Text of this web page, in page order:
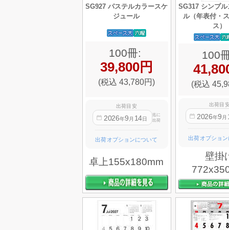
SG927 パステルカラースケ
ジュール
100冊:
39,800円
(税込 43,780円)
出荷目安
2026年9 月 14日
迄に
出荷
出荷オプションについて
卓上155x180mm
SG317 シンプ
ル（年表付・
ス）
100
(税込
出荷目
2026年9 月
出荷オプショ
壁掛